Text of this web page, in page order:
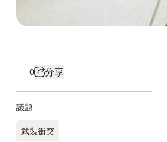
0 分享
議題
武裝衝突